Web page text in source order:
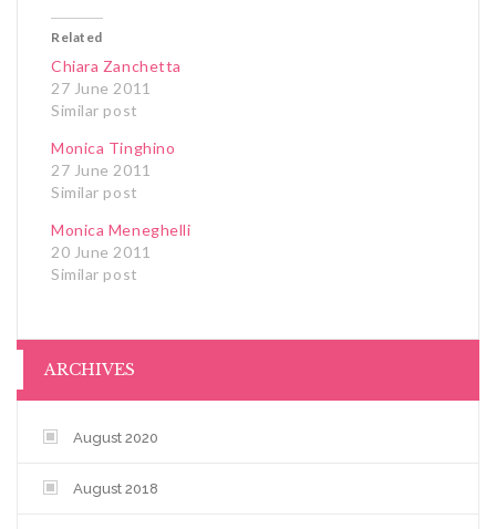
Related
Chiara Zanchetta
27 June 2011
Similar post
Monica Tinghino
27 June 2011
Similar post
Monica Meneghelli
20 June 2011
Similar post
ARCHIVES
August 2020
August 2018